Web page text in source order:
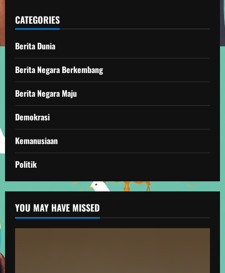
CATEGORIES
Berita Dunia
Berita Negara Berkembang
Berita Negara Maju
Demokrasi
Kemanusiaan
Politik
YOU MAY HAVE MISSED